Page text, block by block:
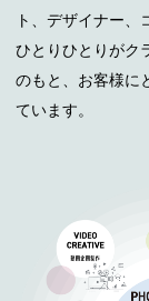
ト、デザイナー、
ひとりひとりがク
のもと、お客様に
ています。